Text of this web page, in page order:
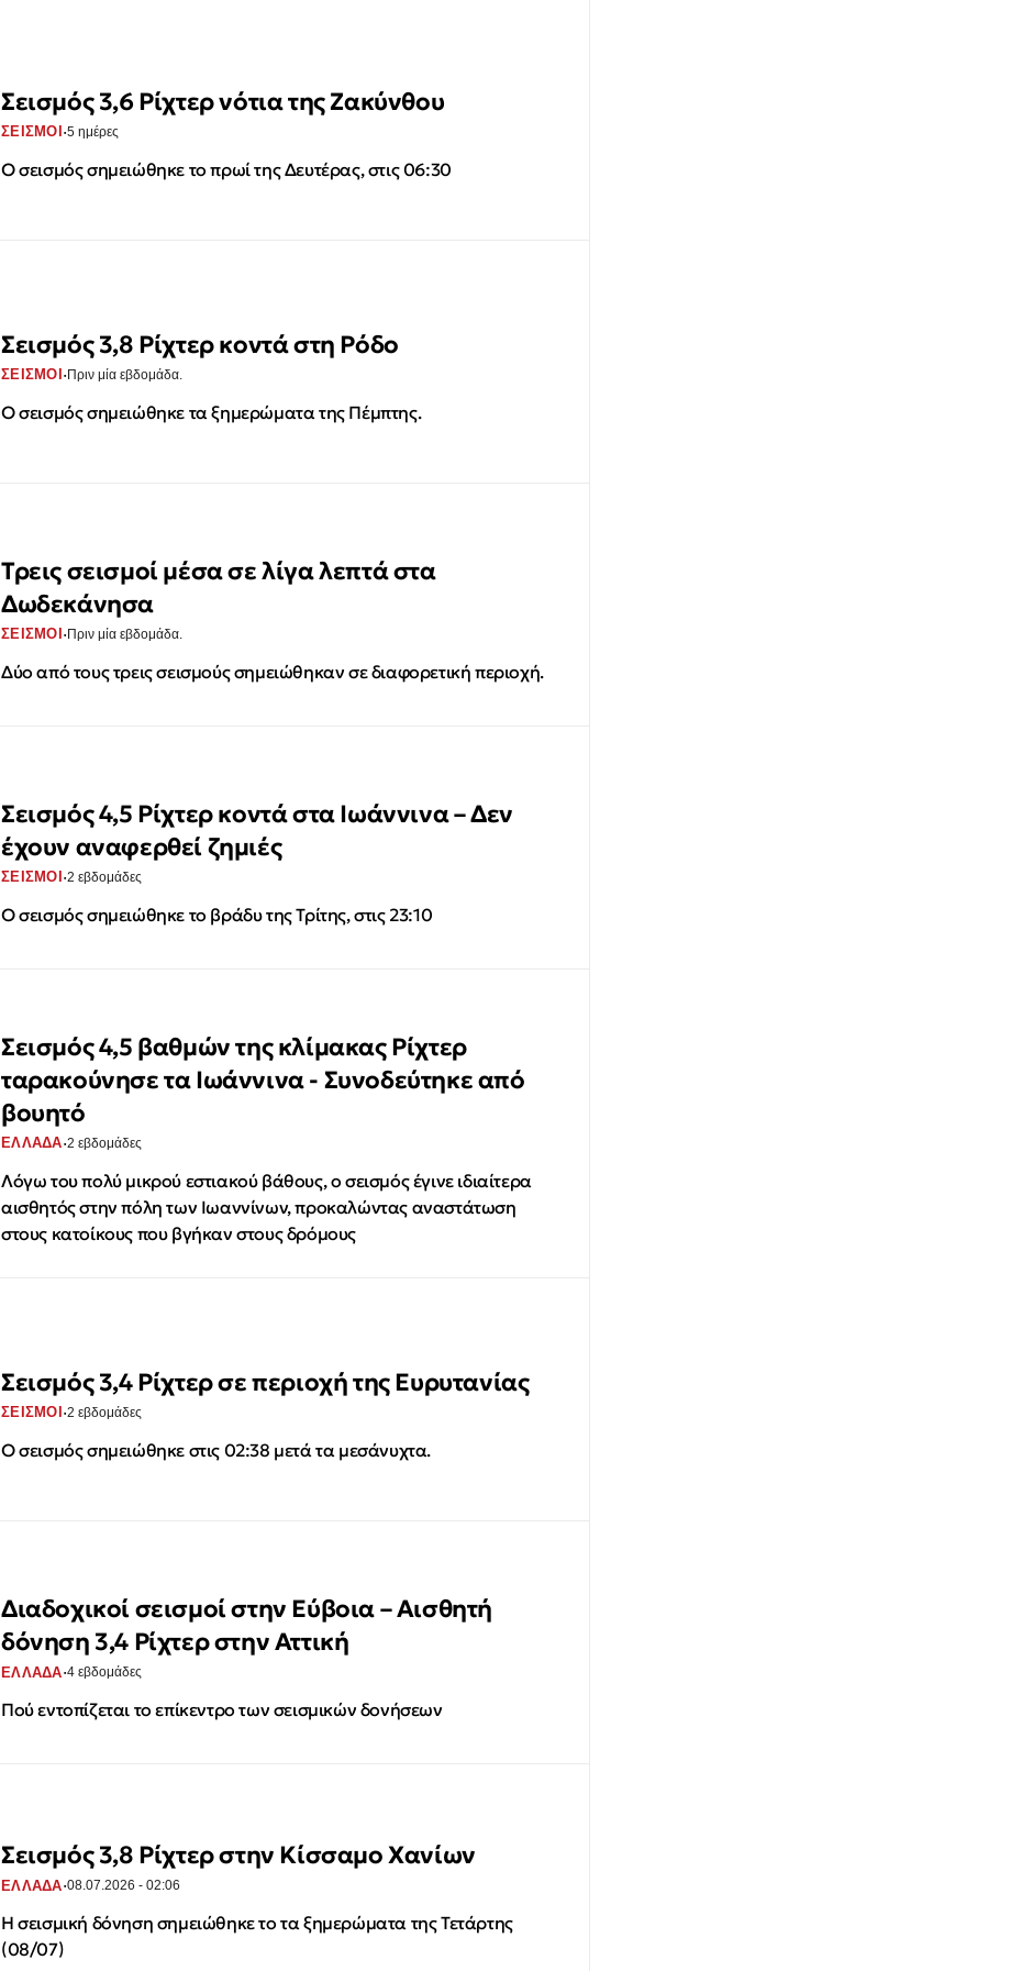
Σεισμός 3,6 Ρίχτερ νότια της Ζακύνθου
ΣΕΙΣΜΟΙ ·5 ημέρες
Ο σεισμός σημειώθηκε το πρωί της Δευτέρας, στις 06:30
Σεισμός 3,8 Ρίχτερ κοντά στη Ρόδο
ΣΕΙΣΜΟΙ ·Πριν μία εβδομάδα.
Ο σεισμός σημειώθηκε τα ξημερώματα της Πέμπτης.
Τρεις σεισμοί μέσα σε λίγα λεπτά στα
Δωδεκάνησα
ΣΕΙΣΜΟΙ ·Πριν μία εβδομάδα.
Δύο από τους τρεις σεισμούς σημειώθηκαν σε διαφορετική περιοχή.
Σεισμός 4,5 Ρίχτερ κοντά στα Ιωάννινα – Δεν
έχουν αναφερθεί ζημιές
ΣΕΙΣΜΟΙ ·2 εβδομάδες
Ο σεισμός σημειώθηκε το βράδυ της Τρίτης, στις 23:10
Σεισμός 4,5 βαθμών της κλίμακας Ρίχτερ
ταρακούνησε τα Ιωάννινα - Συνοδεύτηκε από
βουητό
ΕΛΛΑΔΑ·2 εβδομάδες
Λόγω του πολύ μικρού εστιακού βάθους, ο σεισμός έγινε ιδιαίτερα
αισθητός στην πόλη των Ιωαννίνων, προκαλώντας αναστάτωση
στους κατοίκους που βγήκαν στους δρόμους
Σεισμός 3,4 Ρίχτερ σε περιοχή της Ευρυτανίας
ΣΕΙΣΜΟΙ ·2 εβδομάδες
Ο σεισμός σημειώθηκε στις 02:38 μετά τα μεσάνυχτα.
Διαδοχικοί σεισμοί στην Εύβοια – Αισθητή
δόνηση 3,4 Ρίχτερ στην Αττική
ΕΛΛΑΔΑ·4 εβδομάδες
Πού εντοπίζεται το επίκεντρο των σεισμικών δονήσεων
Σεισμός 3,8 Ρίχτερ στην Κίσσαμο Χανίων
ΕΛΛΑΔΑ·08.07.2026 - 02:06
Η σεισμική δόνηση σημειώθηκε το τα ξημερώματα της Τετάρτης
(08/07)